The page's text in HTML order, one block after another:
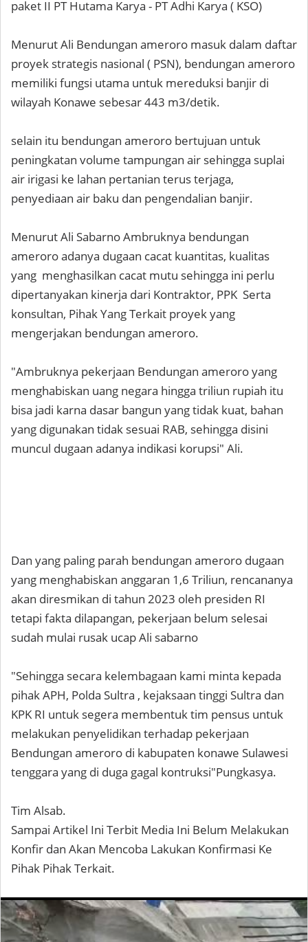
paket II PT Hutama Karya - PT Adhi Karya ( KSO)
Menurut Ali Bendungan ameroro masuk dalam daftar
proyek strategis nasional ( PSN), bendungan ameroro
memiliki fungsi utama untuk mereduksi banjir di
wilayah Konawe sebesar 443 m3/detik.
selain itu bendungan ameroro bertujuan untuk
peningkatan volume tampungan air sehingga suplai
air irigasi ke lahan pertanian terus terjaga,
penyediaan air baku dan pengendalian banjir.
Menurut Ali Sabarno Ambruknya bendungan
ameroro adanya dugaan cacat kuantitas, kualitas
yang menghasilkan cacat mutu sehingga ini perlu
dipertanyakan kinerja dari Kontraktor, PPK Serta
konsultan, Pihak Yang Terkait proyek yang
mengerjakan bendungan ameroro.
"Ambruknya pekerjaan Bendungan ameroro yang
menghabiskan uang negara hingga triliun rupiah itu
bisa jadi karna dasar bangun yang tidak kuat, bahan
yang digunakan tidak sesuai RAB, sehingga disini
muncul dugaan adanya indikasi korupsi" Ali.
Dan yang paling parah bendungan ameroro dugaan
yang menghabiskan anggaran 1,6 Triliun, rencananya
akan diresmikan di tahun 2023 oleh presiden RI
tetapi fakta dilapangan, pekerjaan belum selesai
sudah mulai rusak ucap Ali sabarno
"Sehingga secara kelembagaan kami minta kepada
pihak APH, Polda Sultra , kejaksaan tinggi Sultra dan
KPK RI untuk segera membentuk tim pensus untuk
melakukan penyelidikan terhadap pekerjaan
Bendungan ameroro di kabupaten konawe Sulawesi
tenggara yang di duga gagal kontruksi"Pungkasya.
Tim Alsab.
Sampai Artikel Ini Terbit Media Ini Belum Melakukan
Konfir dan Akan Mencoba Lakukan Konfirmasi Ke
Pihak Pihak Terkait.